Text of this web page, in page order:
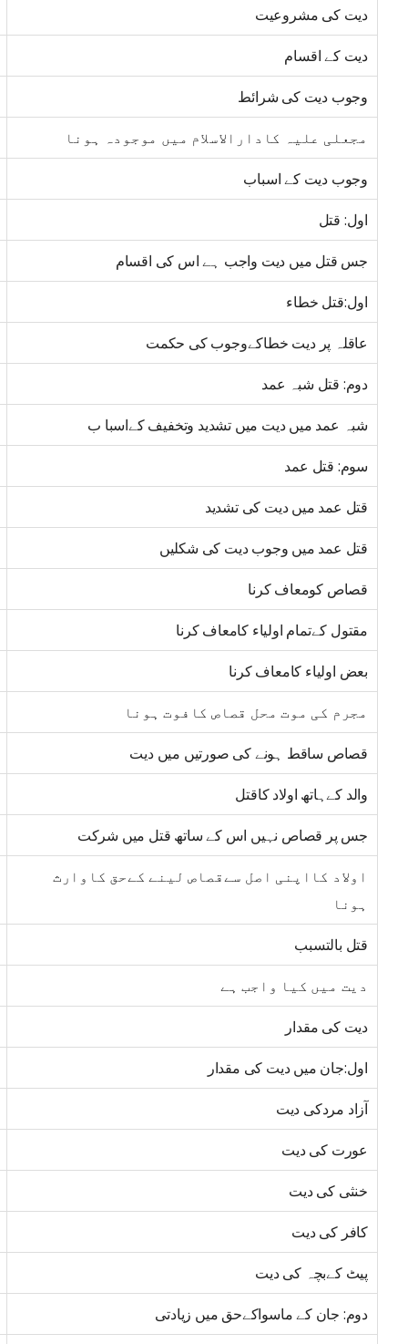
دیت کی مشروعیت
دیت کے اقسام
وجوب دیت کی شرائط
مجعلی علیہ کادارالاسلام میں موجودہ ہونا
وجوب دیت کے اسباب
اول: قتل
جس قتل میں دیت واجب ہے اس کی اقسام
اول:قتل خطاء
عاقلہ پر دیت خطاکےوجوب کی حکمت
دوم: قتل شبہ عمد
شبہ عمد میں دیت میں تشدید وتخفیف کےاسبا ب
سوم: قتل عمد
قتل عمد میں دیت کی تشدید
قتل عمد میں وجوب دیت کی شکلیں
قصاص کومعاف کرنا
مقتول کےتمام اولیاء کامعاف کرنا
بعض اولیاء کامعاف کرنا
مجرم کی موت محل قصاص کافوت ہونا
قصاص ساقط ہونے کی صورتیں میں دیت
والد کےہاتھ اولاد کاقتل
جس پر قصاص نہیں اس کے ساتھ قتل میں شرکت
اولاد کااپنی اصل سےقصاص لینے کےحق کاوارث
ہونا
قتل بالتسبب
دیت میں کیا واجب ہے
دیت کی مقدار
اول:جان میں دیت کی مقدار
آزاد مردکی دیت
عورت کی دیت
خنثی کی دیت
کافر کی دیت
پیٹ کےبچہ کی دیت
دوم: جان کے ماسواکےحق میں زیادتی